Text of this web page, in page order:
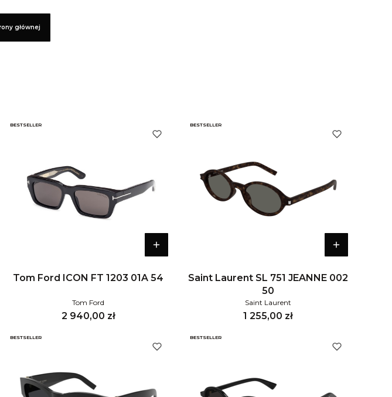
głównej
BESTSELLER
Tom Ford ICON FT 1203 01A 54
Tom Ford
Cena
2 940,00 zł
BESTSELLER
Saint Laurent SL 751 JEANNE 002
50
Saint Laurent
Cena
1 255,00 zł
BESTSELLER BESTSELLER